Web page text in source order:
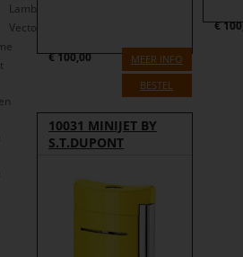
Lamborghini
Vector
€100,00
MEER INFO
BESTEL
€
10031 MINIJET BY
S.T.DUPONT